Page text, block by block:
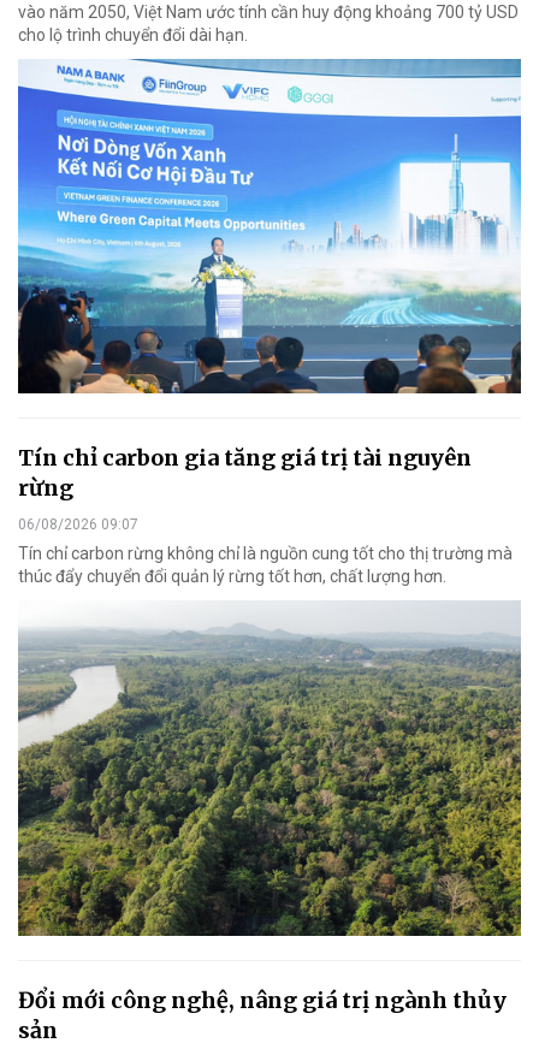
vào năm 2050, Việt Nam ước tính cần huy động khoảng 700 tỷ USD
cho lộ trình chuyển đổi dài hạn.
Tín chỉ carbon gia tăng giá trị tài nguyên
rừng
06/08/2026 09:07
Tín chỉ carbon rừng không chỉ là nguồn cung tốt cho thị trường mà
thúc đẩy chuyển đổi quản lý rừng tốt hơn, chất lượng hơn.
Đổi mới công nghệ, nâng giá trị ngành thủy
sản